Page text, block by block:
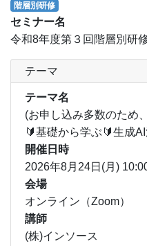
階層別研修
セミナー名
令和8年度第３回階層別研
テーマ
テーマ名
(お申し込み多数のため
🔰基礎から学ぶ🔰生成
開催日時
2026年8月24日(月)
会場
オンライン（Zoom）
講師
(株)インソース